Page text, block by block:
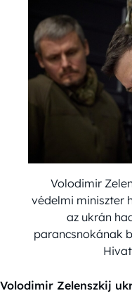
Volodimir
védelmi miniszter
az ukrán
parancsnokának
Volodimir Zelenszkij